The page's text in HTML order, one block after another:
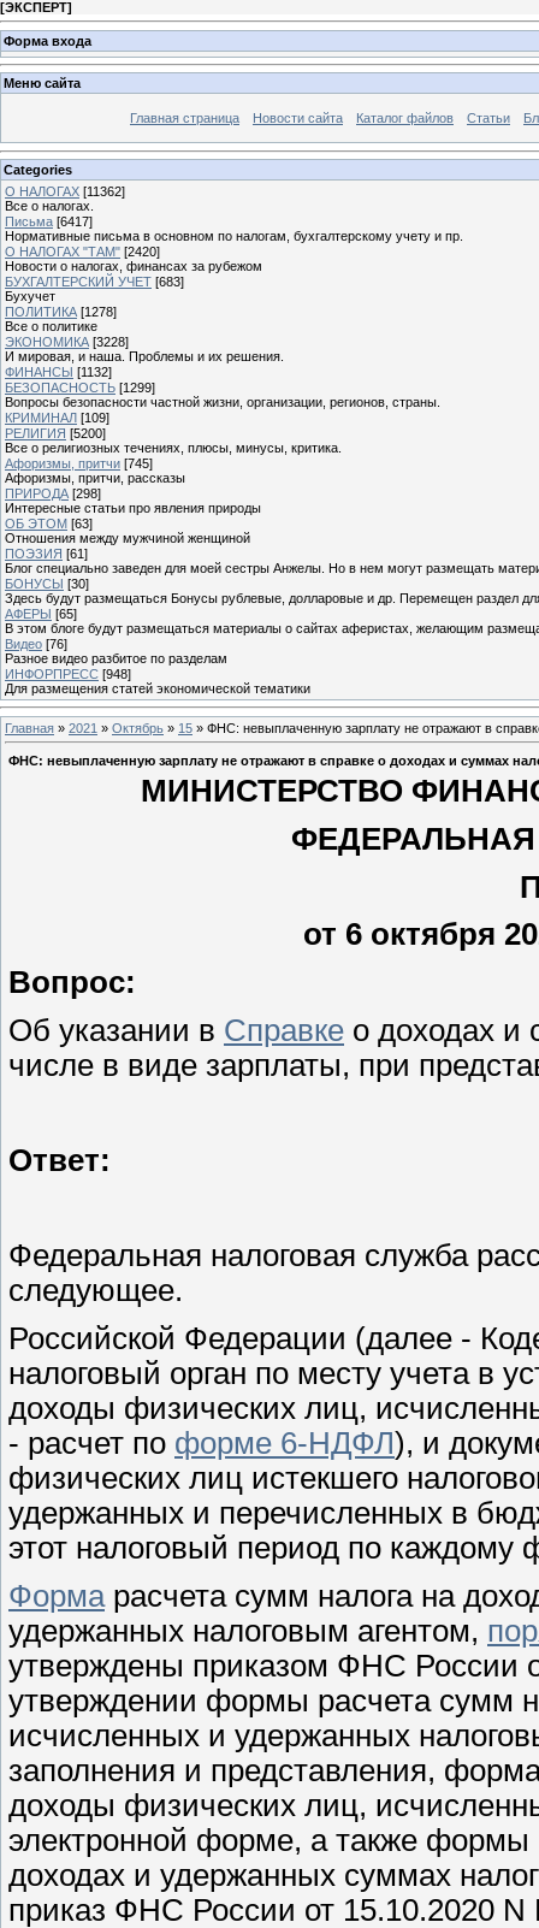
[ЭКСПЕРТ]
Форма входа
Меню сайта
Главная страница Новости сайта Каталог файлов Статьи
Categories
О НАЛОГАХ [11362]
Все о налогах.
Письма [6417]
Нормативные письма в основном по налогам, бухгалтерскому учету и пр.
О НАЛОГАХ "ТАМ" [2420]
Новости о налогах, финансах за рубежом
БУХГАЛТЕРСКИЙ УЧЕТ [683]
Бухучет
ПОЛИТИКА [1278]
Все о политике
ЭКОНОМИКА [3228]
И мировая, и наша. Проблемы и их решения.
ФИНАНСЫ [1132]
БЕЗОПАСНОСТЬ [1299]
Вопросы безопасности частной жизни, организации, регионов, страны.
КРИМИНАЛ [109]
РЕЛИГИЯ [5200]
Все о религиозных течениях, плюсы, минусы, критика.
Афоризмы, притчи [745]
Афоризмы, притчи, рассказы
ПРИРОДА [298]
Интересные статьи про явления природы
ОБ ЭТОМ [63]
Отношения между мужчиной женщиной
ПОЭЗИЯ [61]
Блог специально заведен для моей сестры Анжелы. Но в нем могут размещать
БОНУСЫ [30]
Здесь будут размещаться Бонусы рублевые, долларовые и др. Перемещен раздел
АФЕРЫ [65]
В этом блоге будут размещаться материалы о сайтах аферистах, желающим
Видео [76]
Разное видео разбитое по разделам
ИНФОРПРЕСС [948]
Для размещения статей экономической тематики
Главная » 2021 » Октябрь » 15 » ФНС: невыплаченную зарплату не отражают в
ФНС: невыплаченную зарплату не отражают в справке о доходах и суммах
МИНИСТЕРСТВО
от 6 октября
Вопрос:
Об указании в Справке о доходах и
числе в виде зарплаты, при
Ответ:
Федеральная налоговая служба
следующее.
Российской Федерации (далее -
налоговый орган по месту учета в
доходы физических лиц,
- расчет по форме 6-НДФЛ), и
физических лиц истекшего
удержанных и перечисленных в
этот налоговый период по каждому
Форма расчета сумм налога на
удержанных налоговым агентом,
утверждены приказом ФНС России
утверждении формы расчета сумм
исчисленных и удержанных
заполнения и представления,
доходы физических лиц,
электронной форме, а также
доходах и удержанных суммах
приказ ФНС России от 15.10.2020 N